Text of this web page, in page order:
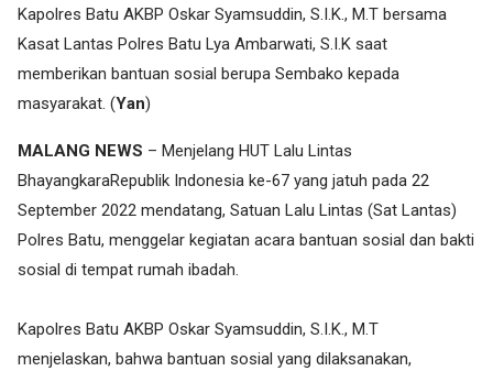
Kapolres Batu AKBP Oskar Syamsuddin, S.I.K., M.T bersama
Kasat Lantas Polres Batu Lya Ambarwati, S.I.K saat
memberikan bantuan sosial berupa Sembako kepada
masyarakat. (Yan)
MALANG NEWS – Menjelang HUT Lalu Lintas
BhayangkaraRepublik Indonesia ke-67 yang jatuh pada 22
September 2022 mendatang, Satuan Lalu Lintas (Sat Lantas)
Polres Batu, menggelar kegiatan acara bantuan sosial dan bakti
sosial di tempat rumah ibadah.
Kapolres Batu AKBP Oskar Syamsuddin, S.I.K., M.T
menjelaskan, bahwa bantuan sosial yang dilaksanakan,